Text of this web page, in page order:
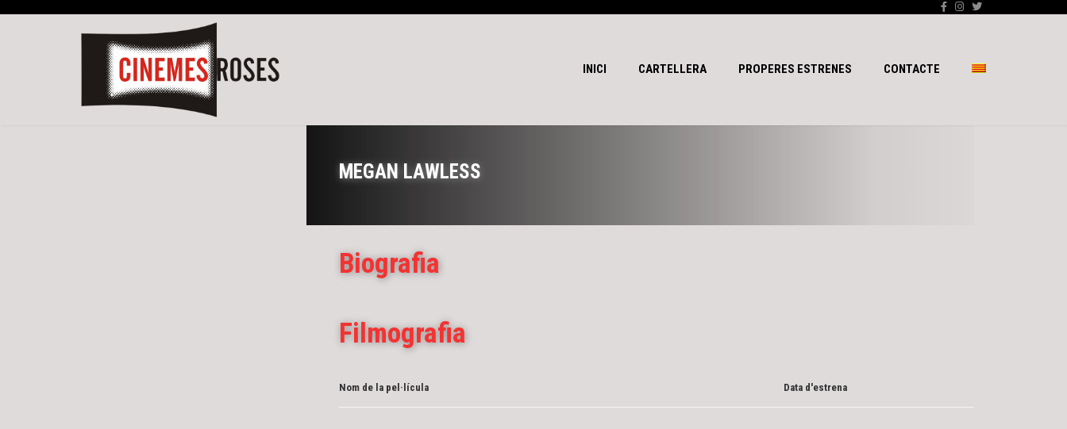
INICI CARTELLERA PROPERES ESTRENES CONTACTE
MEGAN LAWLESS
Biografia
Filmografia
Nom de la pel·lícula Data d'estrena